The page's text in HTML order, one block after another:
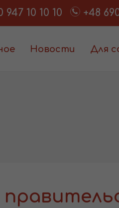
947 10 10 10 +48
Новости Для